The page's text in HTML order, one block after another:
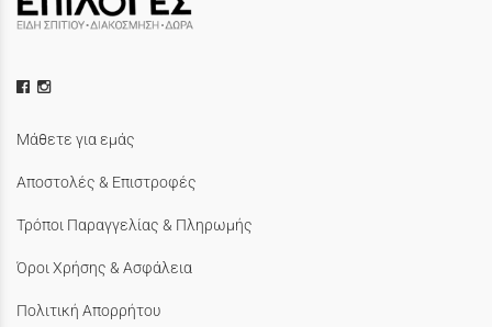
Μάθετε για εμάς
Αποστολές & Επιστροφές
Τρόποι Παραγγελίας & Πληρωμής
Όροι Χρήσης & Ασφάλεια
Πολιτική Απορρήτου